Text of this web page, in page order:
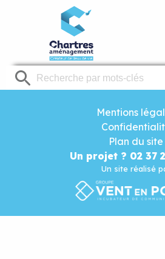
Mentions
Plan du site
Un projet ? 02 37
Un site réalisé
Panneau de gestion des cookies